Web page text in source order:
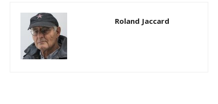
Roland Jaccard